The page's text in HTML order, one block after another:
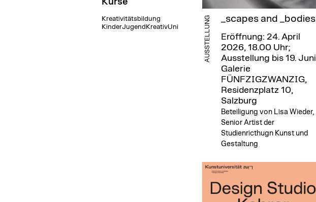
Kreativitätsbildung
KinderJugendKreativUni
AUSSTELLUNG _scapes and _bodies
Eröffnung: 24. April
2026, 18.00 Uhr;
Ausstellung bis 19. Juni
Galerie
FÜNFZIGZWANZIG,
Residenzplatz 10,
Salzburg
Beteiligung von Lisa Wieder,
Senior Artist der
Studienricthugn Kunst und
Gestaltung